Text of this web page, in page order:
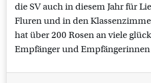
die SV auch in diesem Jahr für
Fluren und in den
hat über 200 Rosen an viele
Empfänger und